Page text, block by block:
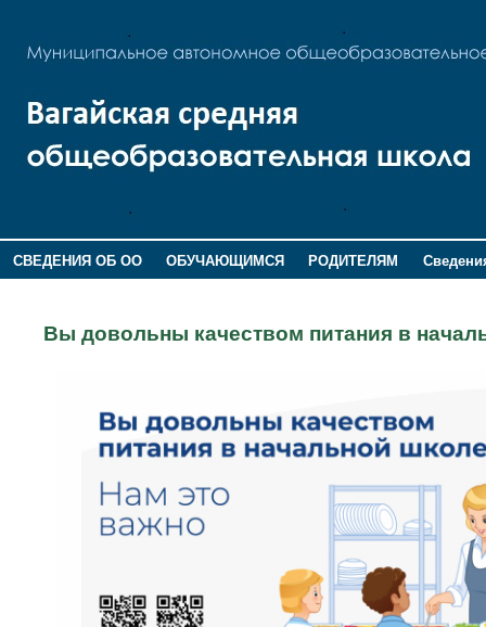
СВЕДЕНИЯ ОБ ОО ОБУЧАЮЩИМСЯ РОДИТЕЛЯМ
Вы довольны качеством питания в